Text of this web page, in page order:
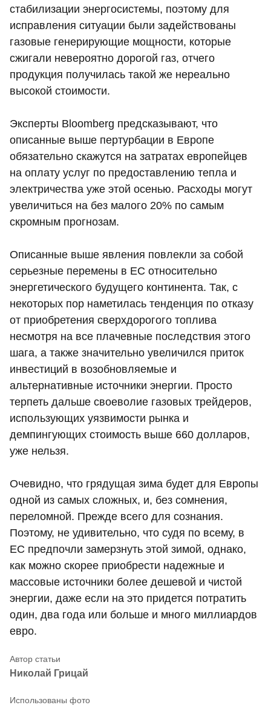
стабилизации энергосистемы, поэтому для
исправления ситуации были задействованы
газовые генерирующие мощности, которые
сжигали невероятно дорогой газ, отчего
продукция получилась такой же нереально
высокой стоимости.
Эксперты Bloomberg предсказывают, что
описанные выше пертурбации в Европе
обязательно скажутся на затратах европейцев
на оплату услуг по предоставлению тепла и
электричества уже этой осенью. Расходы могут
увеличиться на без малого 20% по самым
скромным прогнозам.
Описанные выше явления повлекли за собой
серьезные перемены в ЕС относительно
энергетического будущего континента. Так, с
некоторых пор наметилась тенденция по отказу
от приобретения сверхдорогого топлива
несмотря на все плачевные последствия этого
шага, а также значительно увеличился приток
инвестиций в возобновляемые и
альтернативные источники энергии. Просто
терпеть дальше своеволие газовых трейдеров,
использующих уязвимости рынка и
демпингующих стоимость выше 660 долларов,
уже нельзя.
Очевидно, что грядущая зима будет для Европы
одной из самых сложных, и, без сомнения,
переломной. Прежде всего для сознания.
Поэтому, не удивительно, что судя по всему, в
ЕС предпочли замерзнуть этой зимой, однако,
как можно скорее приобрести надежные и
массовые источники более дешевой и чистой
энергии, даже если на это придется потратить
один, два года или больше и много миллиардов
евро.
Николай Грицай